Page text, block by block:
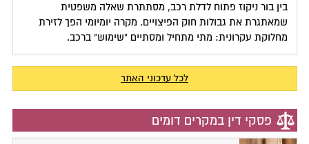
בין בור ניקוז פתוח לדלת רכב, מסתתרת שאלה משפטית
שמאתגרת את גבולות חוק הפיצויים. מקרה יומיומי הפך לזירת
מחלוקת עקרונית: מתי מתחיל ומסתיים "שימוש" ברכב.
לכל עדכוני האתר
פסקי דין במקרים דומים